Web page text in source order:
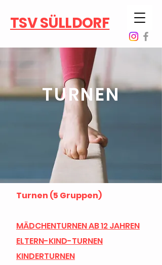
TSV SÜLLDORF
TURNEN
Turnen (5 Gruppen)
MÄDCHENTURNEN AB 12 JAHREN
ELTERN-KIND-TURNEN
KINDERTURNEN